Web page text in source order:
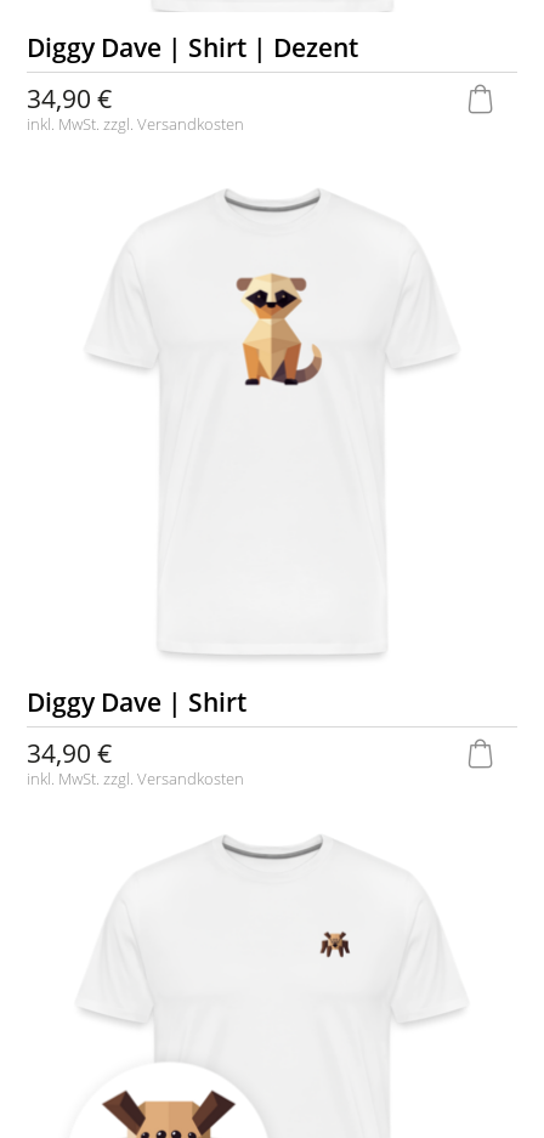
Diggy Dave | Shirt | Dezent
34,90 €
inkl. MwSt. zzgl.Versandkosten
Diggy Dave | Shirt
34,90 €
inkl. MwSt. zzgl.Versandkosten